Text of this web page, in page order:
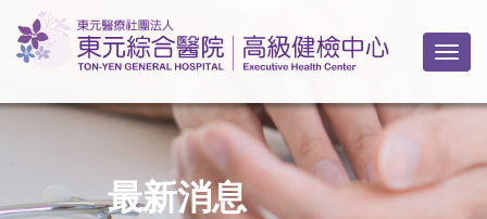
最新消息